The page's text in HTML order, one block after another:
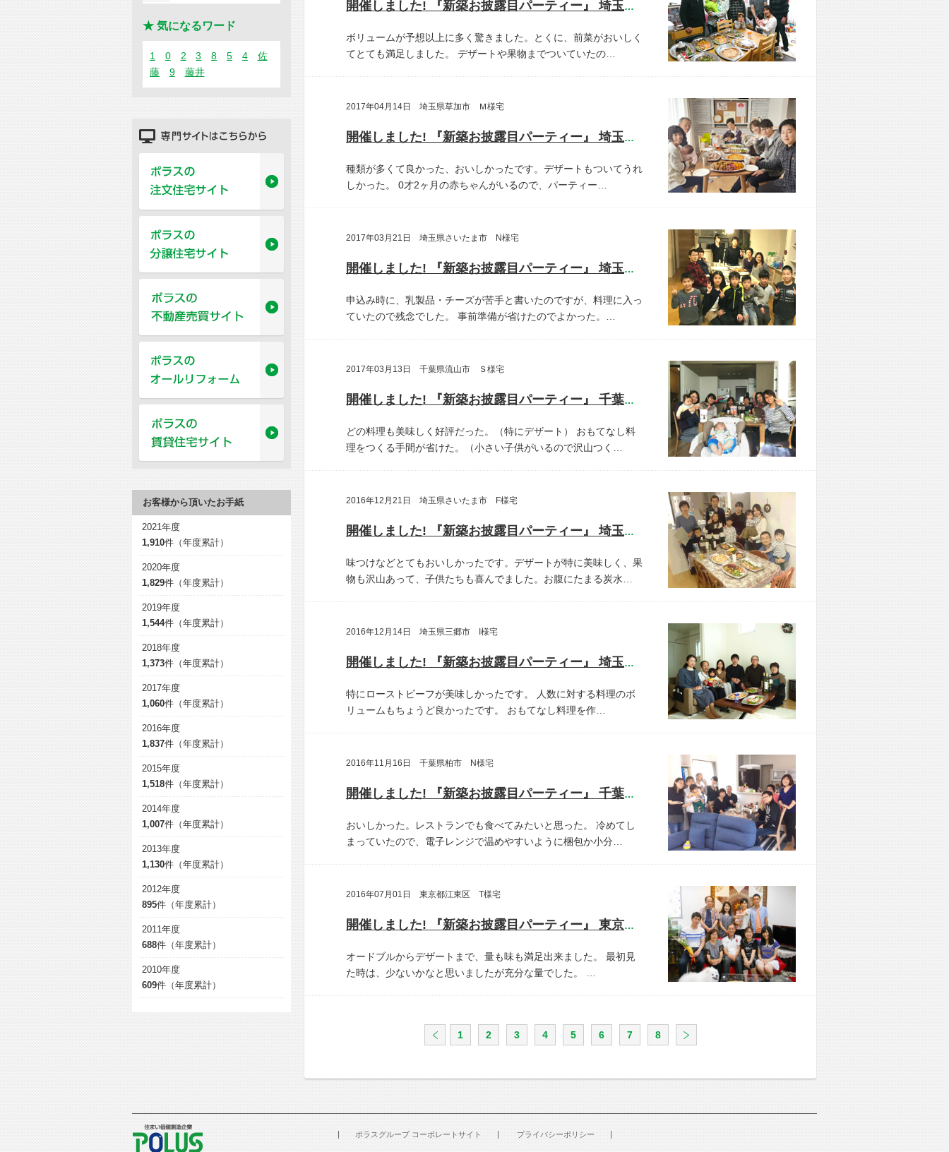
開催しました! 『新築お披露目パーティー』 埼玉県越谷市 U様宅
ボリュームが予想以上に多く驚きました。とくに、前菜がおいしく
てとても満足しました。
デザートや果物までついていたの…
2017年04月14日 埼玉県草加市 Ｍ様宅
開催しました! 『新築お披露目パーティー』 埼玉県草加市 M様宅
種類が多くて良かった、おいしかったです。デザートもついてうれ
しかった。
0才2ヶ月の赤ちゃんがいるので、パーティー…
2017年03月21日 埼玉県さいたま市 N様宅
開催しました! 『新築お披露目パーティー』 埼玉県さいたま市 N様宅
申込み時に、乳製品・チーズが苦手と書いたのですが、料理に入っ
ていたので残念でした。
事前準備が省けたのでよかった。…
2017年03月13日 千葉県流山市 Ｓ様宅
開催しました! 『新築お披露目パーティー』 千葉県流山市 S様宅
どの料理も美味しく好評だった。（特にデザート）
おもてなし料
理をつくる手間が省けた。（小さい子供がいるので沢山つく…
2016年12月21日 埼玉県さいたま市 F様宅
開催しました! 『新築お披露目パーティー』 埼玉県さいたま市 F様宅
味つけなどとてもおいしかったです。デザートが特に美味しく、果
物も沢山あって、子供たちも喜んでました。お腹にたまる炭水…
2016年12月14日 埼玉県三郷市 I様宅
開催しました! 『新築お披露目パーティー』 埼玉県三郷市 I様宅
特にローストビーフが美味しかったです。
人数に対する料理のボ
リュームもちょうど良かったです。
おもてなし料理を作…
2016年11月16日 千葉県柏市 N様宅
開催しました! 『新築お披露目パーティー』 千葉県柏市 N様宅
おいしかった。レストランでも食べてみたいと思った。
冷めてし
まっていたので、電子レンジで温めやすいように梱包か小分…
2016年07月01日 東京都江東区 T様宅
開催しました! 『新築お披露目パーティー』 東京都江東区 T様宅
オードブルからデザートまで、量も味も満足出来ました。
最初見
た時は、少ないかなと思いましたが充分な量でした。
1 2 3 4 5 6 7 8
★ 気になるワード
1 0 2 3 8 5 4
佐
藤
9 藤井
お客様から頂いたお手紙
2021年度
1,910件（年度累計）
2020年度
1,829件（年度累計）
2019年度
1,544件（年度累計）
2018年度
1,373件（年度累計）
2017年度
1,060件（年度累計）
2016年度
1,837件（年度累計）
2015年度
1,518件（年度累計）
2014年度
1,007件（年度累計）
2013年度
1,130件（年度累計）
2012年度
895件（年度累計）
2011年度
688件（年度累計）
2010年度
609件（年度累計）
ポラスグループ コーポレートサイト
プライバシーポリシー